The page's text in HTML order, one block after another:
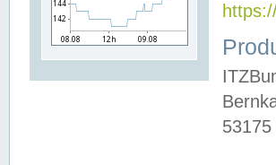
53175